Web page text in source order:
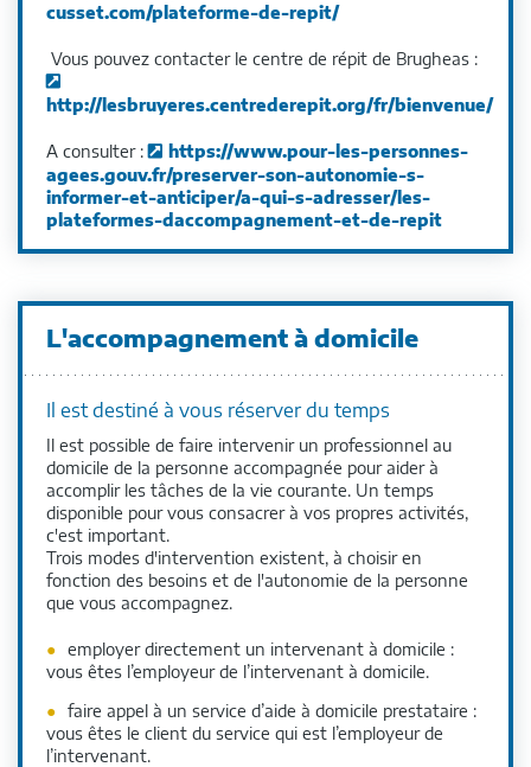
cusset.com/plateforme-de-repit/
Vous pouvez contacter le centre de répit de Brugheas :
http://lesbruyeres.centrederepit.org/fr/bienvenue/
A consulter :
https://www.pour-les-personnes-
agees.gouv.fr/preserver-son-autonomie-s-
informer-et-anticiper/a-qui-s-adresser/les-
plateformes-daccompagnement-et-de-repit
L'accompagnement à domicile
Il est destiné à vous réserver du temps
Il est possible de faire intervenir un professionnel au
domicile de la personne accompagnée pour aider à
accomplir les tâches de la vie courante. Un temps
disponible pour vous consacrer à vos propres activités,
c'est important.
Trois modes d'intervention existent, à choisir en
fonction des besoins et de l'autonomie de la personne
que vous accompagnez.
employer directement un intervenant à domicile :
vous êtes l’employeur de l’intervenant à domicile.
faire appel à un service d’aide à domicile prestataire :
vous êtes le client du service qui est l’employeur de
l’intervenant.